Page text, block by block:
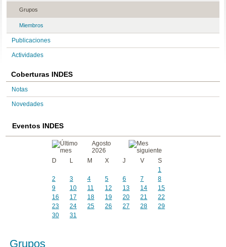
Grupos
Miembros
Publicaciones
Actividades
Coberturas INDES
Notas
Novedades
Eventos INDES
Agosto
2026
D
L M X J V
S
1
2
3 4 5 6 7
8
9
10 11 12 13 14
15
16
17 18 19 20 21
22
23
24 25 26 27 28
29
30
31
Grupos